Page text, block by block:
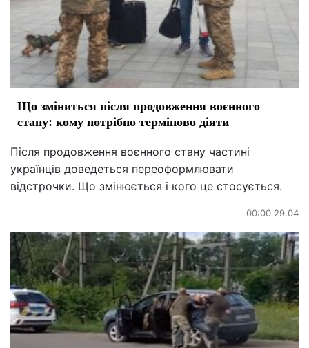
Що зміниться після продовження воєнного
стану: кому потрібно терміново діяти
Після продовження воєнного стану частині
українців доведеться переоформлювати
відстрочки. Що змінюється і кого це стосується.
00:00 29.04